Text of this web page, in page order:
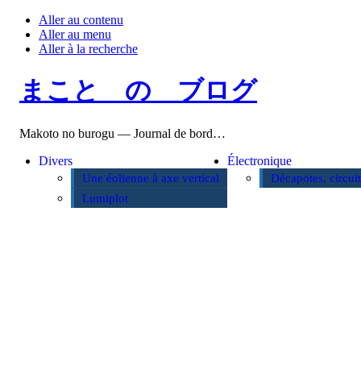
Aller au contenu
Aller au menu
Aller à la recherche
まこと の ブログ
Makoto no burogu — Journal de bord…
Divers
Une éolienne à axe vertical
Lumiplot
Électronique
Décapotes,